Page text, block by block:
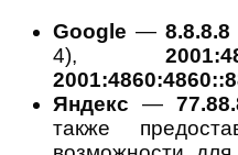
Google —8.8.8.8
4),
Яндекс —
также